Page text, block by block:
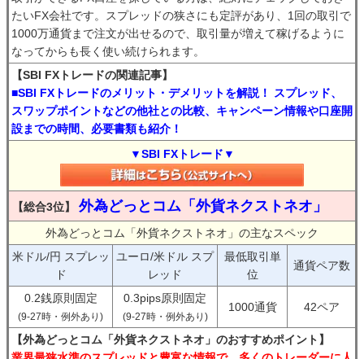
たいFX会社です。スプレッドの狭さにも定評があり、1回の取引で
1000万通貨まで注文が出せるので、取引量が増えて稼げるように
なってからも長く使い続けられます。
【SBI FXトレードの関連記事】
■SBI FXトレードのメリット・デメリットを解説！ スプレッド、
スワップポイントなどの他社との比較、キャンペーン情報や口座開
設までの時間、必要書類も紹介！
▼SBI FXトレード▼
【総合3位】 外為どっとコム「外貨ネクストネオ」
外為どっとコム「外貨ネクストネオ」の主なスペック
米ドル/円 スプレッ
ド
ユーロ/米ドル スプ
レッド
最低取引単
位
通貨ペア数
0.2銭原則固定
(9-27時・例外あり)
0.3pips原則固定
(9-27時・例外あり)
1000通貨 42ペア
【外為どっとコム「外貨ネクストネオ」のおすすめポイント】